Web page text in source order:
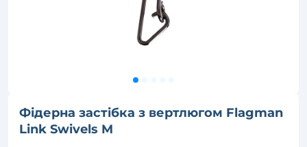
Фідерна застібка з вертлюгом Flagman
Link Swivels M